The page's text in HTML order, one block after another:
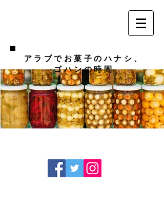
アラブでお菓子のハナシ、
ゴハンの時間